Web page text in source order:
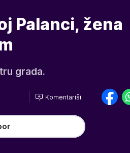
Palanci, žena
grada.
Komentariši